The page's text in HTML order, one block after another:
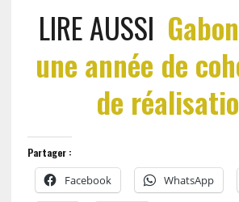
LIRE AUSSI
une année de
de
Partager :
Facebook WhatsApp